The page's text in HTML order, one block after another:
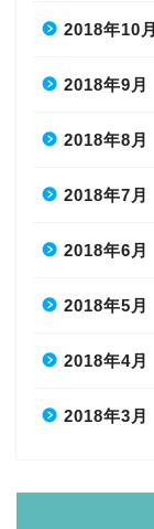
2018年10月
2018年9月
2018年8月
2018年7月
2018年6月
2018年5月
2018年4月
2018年3月